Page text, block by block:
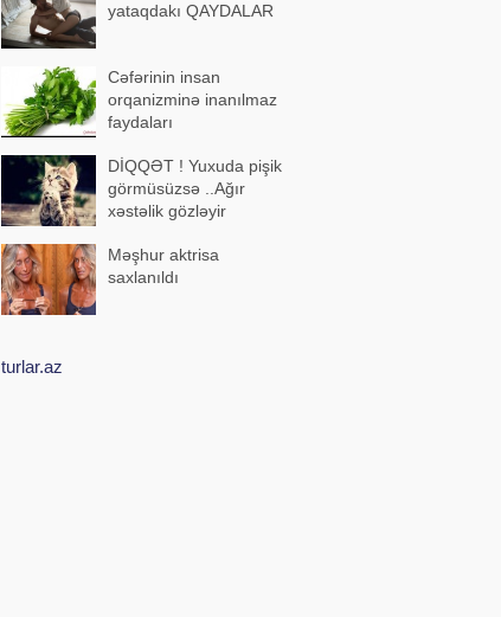
yataqdakı QAYDALAR
Cəfərinin insan
orqanizminə inanılmaz
faydaları
DİQQƏT ! Yuxuda pişik
görmüsüzsə ..Ağır
xəstəlik gözləyir
Məşhur aktrisa
saxlanıldı
turlar.az